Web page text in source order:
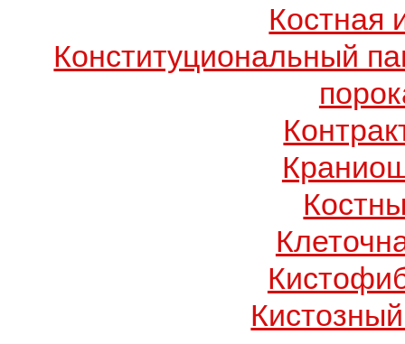
Костная
Конституциональный